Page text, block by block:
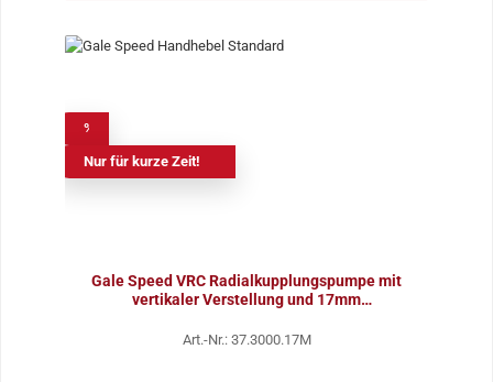
Nur für kurze Zeit!
Gale Speed VRC Radialkupplungspumpe mit
vertikaler Verstellung und 17mm
Art.-Nr.: 37.3000.17M